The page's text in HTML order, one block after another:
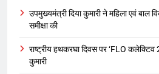
उपमुख्यमंत्री दिया कुमारी ने महिला एवं बाल
समीक्षा की
राष्ट्रीय हथकरघा दिवस पर ‘FLO कलेक्टिव
कुमारी